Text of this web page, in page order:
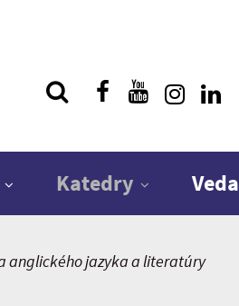
Katedry
anglického jazyka a literatúry